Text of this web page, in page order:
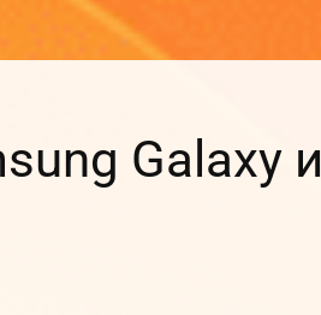
Galaxy и